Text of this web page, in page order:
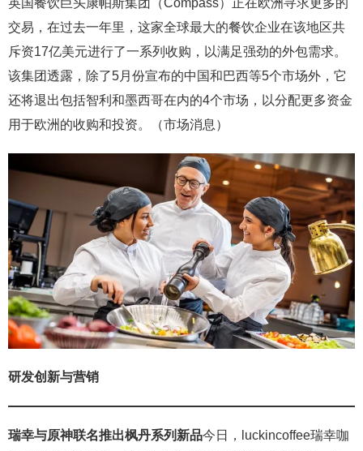
英国餐饮巨头康帕斯集团（Compass）正在欧洲寻求更多的
交易，在过去一年里，这家全球最大的餐饮企业在该地区共
斥资17亿美元进行了一系列收购，以满足强劲的外包需求。
该集团透露，除了5月份宣布的中国和巴西等5个市场外，它
还将退出包括智利和墨西哥在内的4个市场，以分配更多资金
用于欧洲的收购和投资。（市场消息）
研发创新与营销
瑞幸与原神联名推出枫丹系列新品今日，luckincoffee瑞幸咖